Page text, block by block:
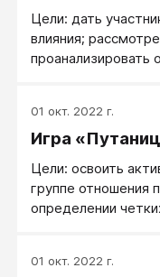
Цели: дать
влияния;
проанализировать
нестандартному
умению распознать
01 окт. 2022 г.
Игра
Цели: освоить
группе отношения
определении
01 окт. 2022 г.